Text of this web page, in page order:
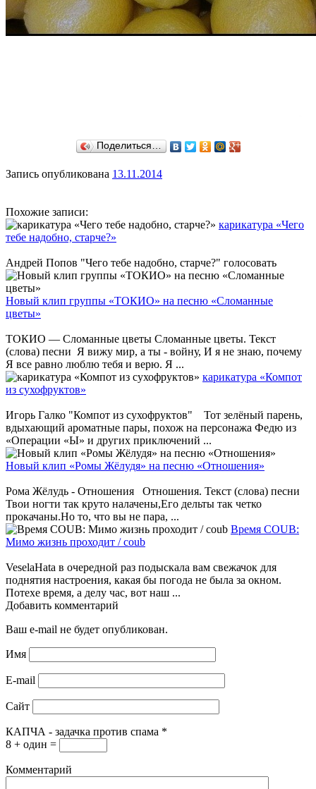
Поделиться…
Запись опубликована 13.11.2014
Похожие записи:
карикатура «Чего
тебе надобно, старче?»
Андрей Попов "Чего тебе надобно, старче?" голосовать
Новый клип группы «ТОКИО» на песню «Сломанные
цветы»
ТОКИО — Сломанные цветы Сломанные цветы. Текст
(слова) песни Я вижу мир, а ты - войну, И я не знаю, почему
Я все равно люблю тебя и верю. Я ...
карикатура «Компот
из сухофруктов»
Игорь Галко "Компот из сухофруктов" Тот зелёный парень,
вдыхающий ароматные пары, похож на персонажа Федю из
«Операции «Ы» и других приключений ...
Новый клип «Ромы Жёлудя» на песню «Отношения»
Рома Жёлудь - Отношения Отношения. Текст (слова) песни
Твои ногти так круто налачены,Его дельты так четко
прокачаны.Но то, что вы не пара, ...
Время COUB:
Мимо жизнь проходит / coub
VeselaHata в очередной раз подыскала вам свежачок для
поднятия настроения, какая бы погода не была за окном.
Потехе время, а делу час, вот наш ...
Добавить комментарий
Ваш e-mail не будет опубликован.
Имя
E-mail
Сайт
КАПЧА - задачка против спама *
8 + один =
Комментарий